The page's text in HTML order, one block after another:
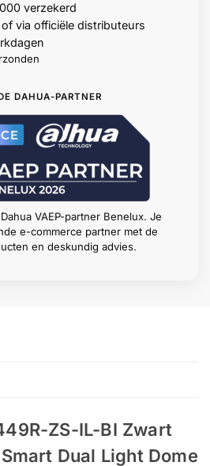
verzekerd
via officiële distributeurs
DAHUA-PARTNER
VAEP-partner Benelux. Je
e-commerce partner met de
en deskundig advies.
ZS-IL-BI Zwart
Dual Light Dome